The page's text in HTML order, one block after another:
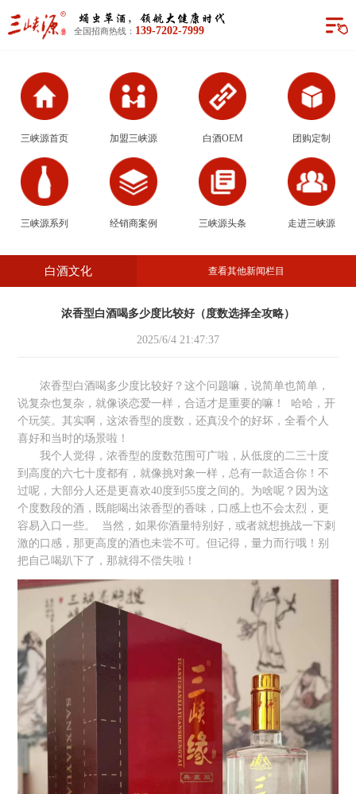
全国招商热线： 139-7202-7999
三峡源首页 加盟三峡源 白酒OEM 团购定制
三峡源系列 经销商案例 三峡源头条 走进三峡源
白酒文化 查看其他新闻栏目
浓香型白酒喝多少度比较好（度数选择全攻略）
2025/6/4 21:47:37
浓香型白酒喝多少度比较好？这个问题嘛，说简单也简单，
说复杂也复杂，就像谈恋爱一样，合适才是重要的嘛！ 哈哈，开
个玩笑。其实啊，这浓香型的度数，还真没个的好坏，全看个人
喜好和当时的场景啦！
我个人觉得，浓香型的度数范围可广啦，从低度的二三十度
到高度的六七十度都有，就像挑对象一样，总有一款适合你！不
过呢，大部分人还是更喜欢40度到55度之间的。为啥呢？因为这
个度数段的酒，既能喝出浓香型的香味，口感上也不会太烈，更
容易入口一些。 当然，如果你酒量特别好，或者就想挑战一下刺
激的口感，那更高度的酒也未尝不可。但记得，量力而行哦！别
把自己喝趴下了，那就得不偿失啦！
白酒OEM
团购定制
三峡源系列
经销商案例
走进三峡源